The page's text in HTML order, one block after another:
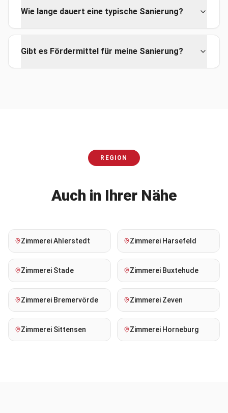
Wie lange dauert eine typische Sanierung?
Gibt es Fördermittel für meine Sanierung?
REGION
Auch in Ihrer Nähe
ZimmereiAhlerstedt Zimmerei Harsefeld
Zimmerei Stade Zimmerei Buxtehude
Zimmerei Bremervörde Zimmerei Zeven
Zimmerei Sittensen Zimmerei Horneburg